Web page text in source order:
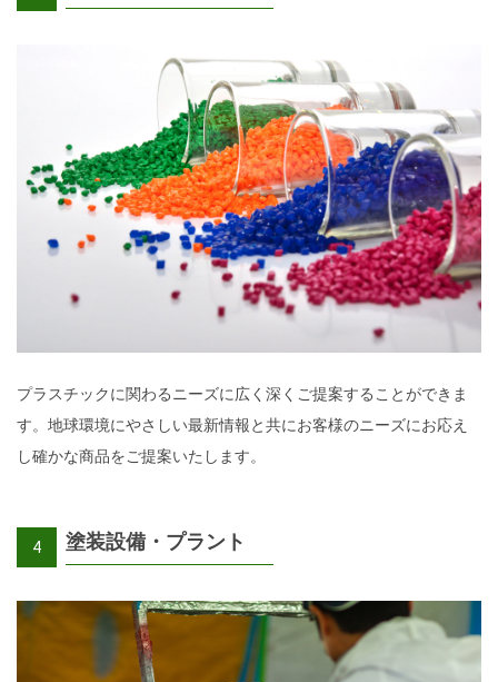
プラスチックに関わるニーズに広く深くご提案することができま
す。地球環境にやさしい最新情報と共にお客様のニーズにお応え
し確かな商品をご提案いたします。
4 塗装設備・プラント